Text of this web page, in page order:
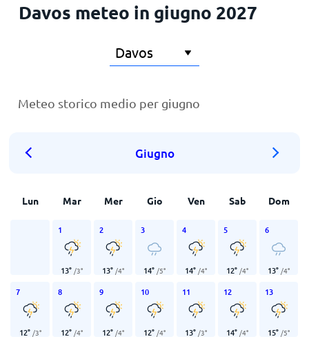
Davos meteo in giugno 2027
Meteo storico medio per giugno
Giugno
Lun Mar Mer Gio Ven Sab Dom
1
13° /3°
2
13° /4°
3
14° /5°
4
14° /4°
5
12° /4°
6
13° /4°
7
12° /3°
8
12° /4°
9
12° /4°
10
12° /4°
11
13° /3°
12
14° /4°
13
15° /5°